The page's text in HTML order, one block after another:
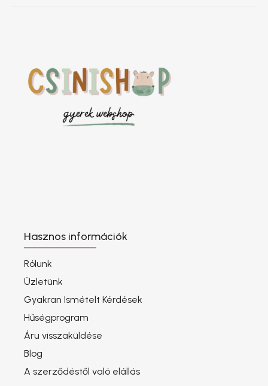
Hasznos információk
Rólunk
Üzletünk
Gyakran Ismételt Kérdések
Hűségprogram
Áru visszaküldése
Blog
A szerződéstől való elállás